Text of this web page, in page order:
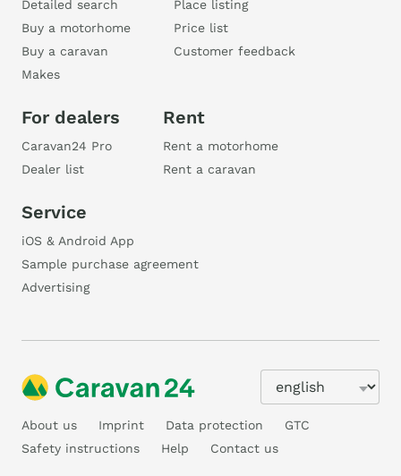
Detailed search
Buy a motorhome
Buy a caravan
Makes
Place listing
Price list
Customer feedback
For dealers
Caravan24 Pro
Dealer list
Rent
Rent a motorhome
Rent a caravan
Service
iOS & Android App
Sample purchase agreement
Advertising
About us Imprint Data protection
GTC
Safety instructions
Help Contact us